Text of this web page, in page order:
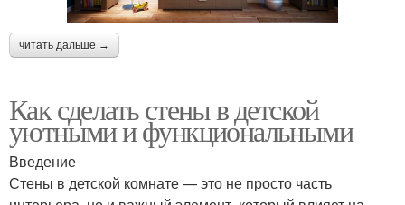
читать дальше →
Как сделать стены в детской
уютными и функциональными
Введение
Стены в детской комнате — это не просто часть